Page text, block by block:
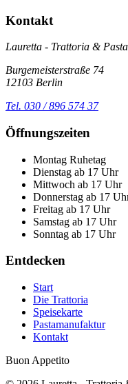
Kontakt
Lauretta - Trattoria &
Burgemeisterstraße 74
12103 Berlin
Tel. 030 / 896 574 37
Öffnungszeiten
Montag Ruhetag
Dienstag ab 17 Uhr
Mittwoch ab 17 Uhr
Donnerstag ab 17
Freitag ab 17 Uhr
Samstag ab 17 Uhr
Sonntag ab 17 Uhr
Entdecken
Start
Die Trattoria
Speisekarte
Pastamanufaktur
Kontakt
Buon Appetito